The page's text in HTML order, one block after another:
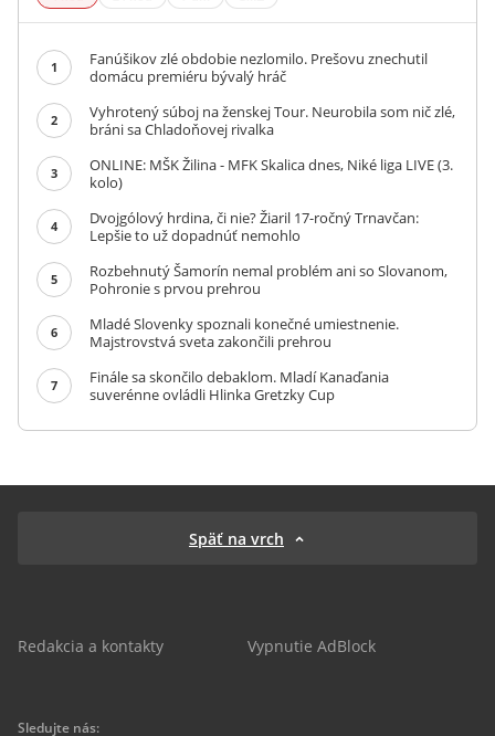
1
Fanúšikov zlé obdobie nezlomilo. Prešovu znechutil
domácu premiéru bývalý hráč
2
Vyhrotený súboj na ženskej Tour. Neurobila som nič zlé,
bráni sa Chladoňovej rivalka
3
ONLINE: MŠK Žilina - MFK Skalica dnes, Niké liga LIVE (3.
kolo)
4
Dvojgólový hrdina, či nie? Žiaril 17-ročný Trnavčan:
Lepšie to už dopadnúť nemohlo
5
Rozbehnutý Šamorín nemal problém ani so Slovanom,
Pohronie s prvou prehrou
6
Mladé Slovenky spoznali konečné umiestnenie.
Majstrovstvá sveta zakončili prehrou
7
Finále sa skončilo debaklom. Mladí Kanaďania
suverénne ovládli Hlinka Gretzky Cup
Späť na vrch
Redakcia a kontakty Vypnutie AdBlock
Sledujte nás: